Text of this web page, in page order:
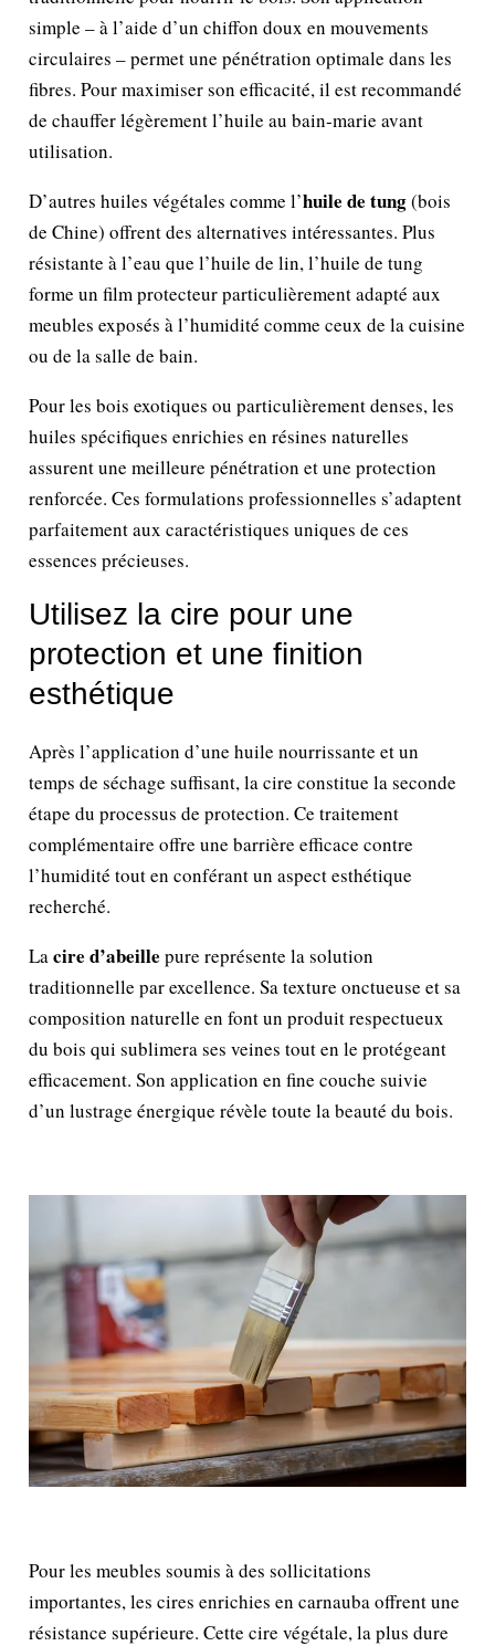
simple – à l’aide d’un chiffon doux en mouvements
circulaires – permet une pénétration optimale dans les
fibres. Pour maximiser son efficacité, il est recommandé
de chauffer légèrement l’huile au bain-marie avant
utilisation.
D’autres huiles végétales comme l’huile de tung(bois
de Chine) offrent des alternatives intéressantes. Plus
résistante à l’eau que l’huile de lin, l’huile de tung
forme un film protecteur particulièrement adapté aux
meubles exposés à l’humidité comme ceux de la cuisine
ou de la salle de bain.
Pour les bois exotiques ou particulièrement denses, les
huiles spécifiques enrichies en résines naturelles
assurent une meilleure pénétration et une protection
renforcée. Ces formulations professionnelles s’adaptent
parfaitement aux caractéristiques uniques de ces
essences précieuses.
Utilisez la cire pour une
protection et une finition
esthétique
Après l’application d’une huile nourrissante et un
temps de séchage suffisant, la cire constitue la seconde
étape du processus de protection. Ce traitement
complémentaire offre une barrière efficace contre
l’humidité tout en conférant un aspect esthétique
recherché.
Lacire d’abeille pure représente la solution
traditionnelle par excellence. Sa texture onctueuse et sa
composition naturelle en font un produit respectueux
du bois qui sublimera ses veines tout en le protégeant
efficacement. Son application en fine couche suivie
d’un lustrage énergique révèle toute la beauté du bois.
Pour les meubles soumis à des sollicitations
importantes, les cires enrichies en carnauba offrent une
résistance supérieure. Cette cire végétale, la plus dure